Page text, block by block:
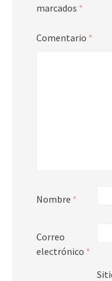
marcados *
Comentario *
Nombre *
Correo
electrónico *